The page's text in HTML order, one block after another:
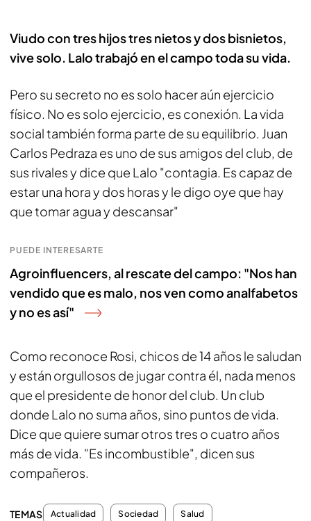
Viudo con tres hijos tres nietos y dos bisnietos,
vive solo. Lalo trabajó en el campo toda su vida.
Pero su secreto no es solo hacer aún ejercicio
físico. No es solo ejercicio, es conexión. La vida
social también forma parte de su equilibrio. Juan
Carlos Pedraza es uno de sus amigos del club, de
sus rivales y dice que Lalo "contagia. Es capaz de
estar una hora y dos horas y le digo oye que hay
que tomar agua y descansar"
PUEDE INTERESARTE
Agroinfluencers, al rescate del campo: "Nos han
vendido que es malo, nos ven como analfabetos
y no es así"
Como reconoce Rosi, chicos de 14 años le saludan
y están orgullosos de jugar contra él, nada menos
que el presidente de honor del club. Un club
donde Lalo no suma años, sino puntos de vida.
Dice que quiere sumar otros tres o cuatro años
más de vida. "Es incombustible", dicen sus
compañeros.
TEMAS Actualidad Sociedad Salud